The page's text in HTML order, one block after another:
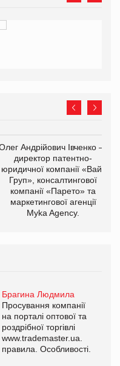
Андрійович Івченко —
директор патентно-
юридичної компанії «Вайз
Груп», консалтингової
компанії «Парето» та
маркетингової агенції
Myka Agency.
Брагина Людмила
Просування компанії
на порталі оптової та
роздрібної торгівлі
www.trademaster.ua.
правила. Особливості.